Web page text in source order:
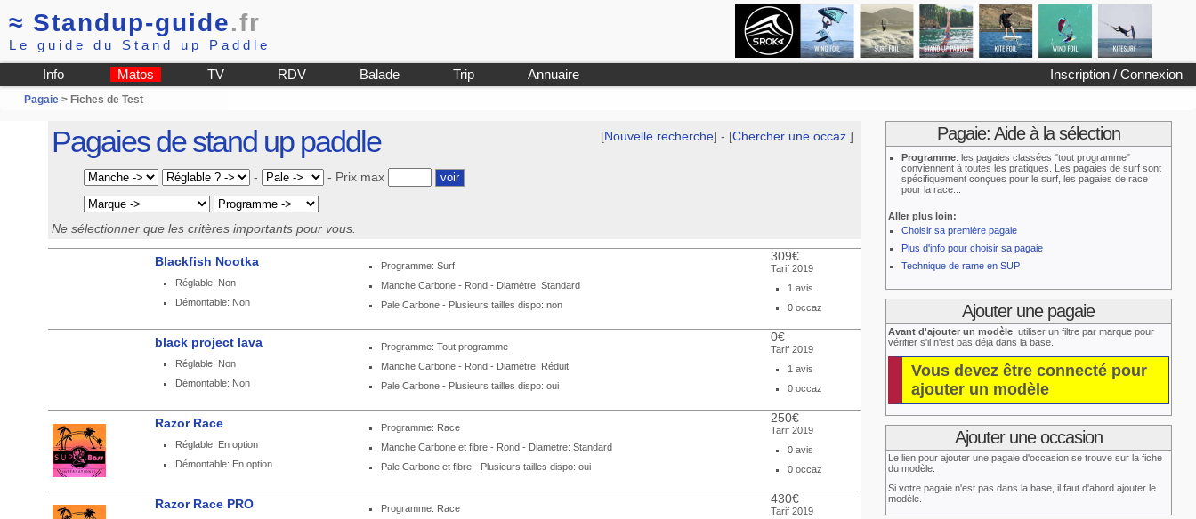
≈ Standup-guide.fr
Le guide du Stand up Paddle
Inscription / Connexion
Info Matos TV RDV Balade Trip Annuaire
Pagaie> Fiches de Test
[Nouvelle recherche] - [Chercher une occaz. ]
Pagaies de stand up paddle
- - Prix max
Ne sélectionner que les critères importants pour vous.
Blackfish Nootka
Réglable: Non
Démontable: Non
Programme: Surf
Manche Carbone - Rond - Diamètre: Standard
Pale Carbone - Plusieurs tailles dispo: non
309€
Tarif 2019
1 avis
0 occaz
black project lava
Réglable: Non
Démontable: Non
Programme: Tout programme
Manche Carbone - Rond - Diamètre: Réduit
Pale Carbone - Plusieurs tailles dispo: oui
0€
Tarif 2019
1 avis
0 occaz
Razor Race
Réglable: En option
Démontable: En option
Programme: Race
Manche Carbone et fibre - Rond - Diamètre: Standard
Pale Carbone et fibre - Plusieurs tailles dispo: oui
250€
Tarif 2019
0 avis
0 occaz
Razor Race PRO
Programme: Race
430€
Tarif 2019
Pagaie: Aide à la sélection
Programme: les pagaies classées "tout programme"
conviennent à toutes les pratiques. Les pagaies de surf sont
spécifiquement conçues pour le surf, les pagaies de race
pour la race...
Aller plus loin:
Choisir sa première pagaie
Plus d'info pour choisir sa pagaie
Technique de rame en SUP
Ajouter une pagaie
Avant d'ajouter un modèle: utiliser un filtre par marque pour
vérifier s'il n'est pas déjà dans la base.
Vous devez être connecté pour
ajouter un modèle
Ajouter une occasion
Le lien pour ajouter une pagaie d'occasion se trouve sur la fiche
du modèle.
Si votre pagaie n'est pas dans la base, il faut d'abord ajouter le
modèle.